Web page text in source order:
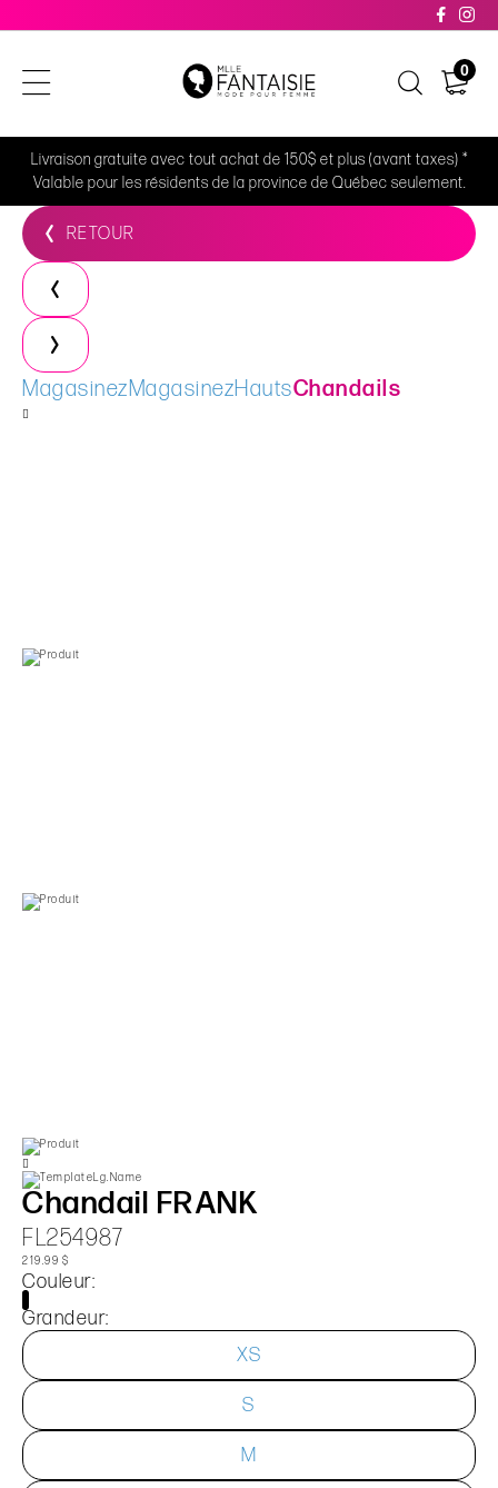
0
Livraison gratuite avec tout achat de 150$ et plus (avant taxes) *
Valable pour les résidents de la province de Québec seulement.
RETOUR
MagasinezMagasinezHautsChandails
Chandail FRANK
FL254987
219.99 $
Couleur:
Grandeur:
XS
S
M